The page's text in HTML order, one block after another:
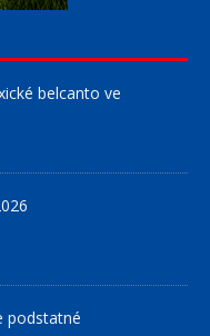
belcanto ve
podstatné